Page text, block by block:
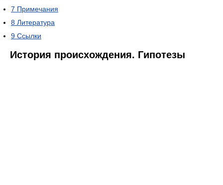
7 Примечания
8 Литература
9 Ссылки
История происхождения. Гипотезы